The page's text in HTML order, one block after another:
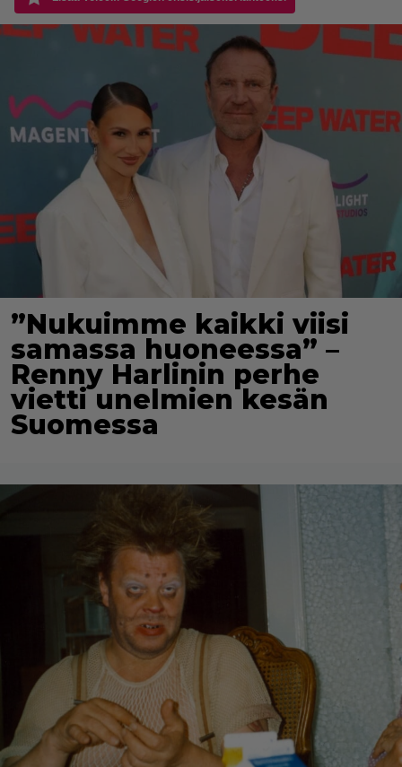
”Nukuimme kaikki viisi
samassa huoneessa” –
Renny Harlinin perhe
vietti unelmien kesän
Suomessa